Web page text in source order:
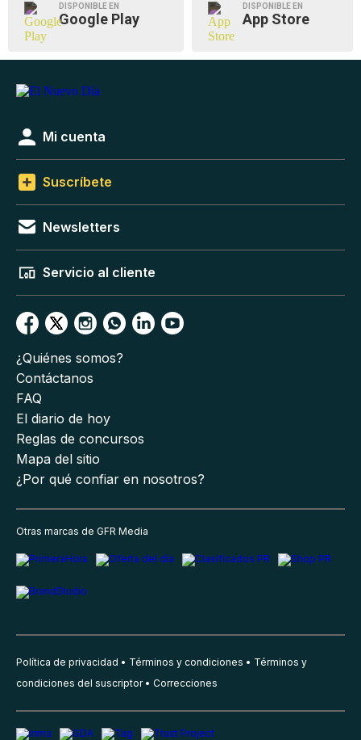
DISPONIBLE EN
Google Play
DISPONIBLE EN
App Store
Mi cuenta
Suscríbete
Newsletters
Servicio al cliente
¿Quiénes somos?
Contáctanos
FAQ
El diario de hoy
Reglas de concursos
Mapa del sitio
¿Por qué confiar en nosotros?
Otras marcas de GFR Media
Política de privacidad Términos y condiciones
Términos y
condiciones del suscriptor
Correcciones